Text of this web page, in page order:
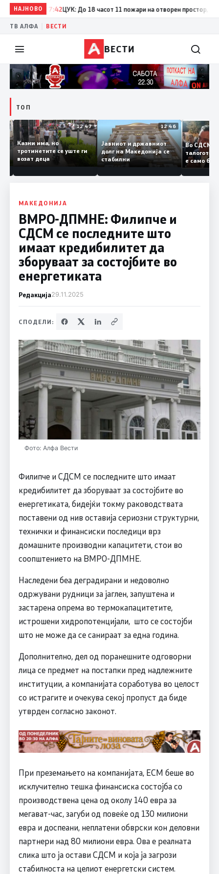
НАЈНОВО
17:42ЦУК: До 18 часот 11 пожари на отворен простор, од кои
ТВ АЛФА ВЕСТИ
ВЕСТИ
ТОП
12:50
и
12:47
Казни има, но
тротинетите се уште ги
возат деца
12:46
Јавниот и државниот
долг на Македонија се
стабилни
Во
е само
копија
Заев
МАКЕДОНИЈА
ВМРО-ДПМНЕ: Филипче и
СДСМ се последните што
имаат кредибилитет да
зборуваат за состојбите во
енергетиката
Редакција29.11.2025
СПОДЕЛИ:
Фото: Алфа Вести
Филипче и СДСM се последните што имаат
кредибилитет да зборуваат за состојбите во
енергетиката, бидејќи токму раководствата
поставени од нив оставија сериозни структурни,
технички и финансиски последици врз
домашните производни капацитети, стои во
соопштението на ВМРО-ДПМНЕ.
Наследени беа деградирани и недоволно
одржувани рудници за јаглен, запуштена и
застарена опрема во термокапацитетите,
истрошени хидропотенцијали, што се состојби
што не може да се санираат за една година.
Дополнително, дел од поранешните одговорни
лица се предмет на постапки пред надлежните
институции, а компанијата соработува во целост
со истрагите и очекува секој пропуст да биде
утврден согласно законот.
При преземањето на компанијата, ЕСМ беше во
исклучително тешка финансиска состојба со
производствена цена од околу 140 евра за
мегават-час, загуби од повеќе од 130 милиони
евра и доспеани, неплатени обврски кон деловни
партнери над 80 милиони евра. Ова е реалната
слика што ја остави СДСM и која ја загрози
стабилноста на целиот енергетски систем.